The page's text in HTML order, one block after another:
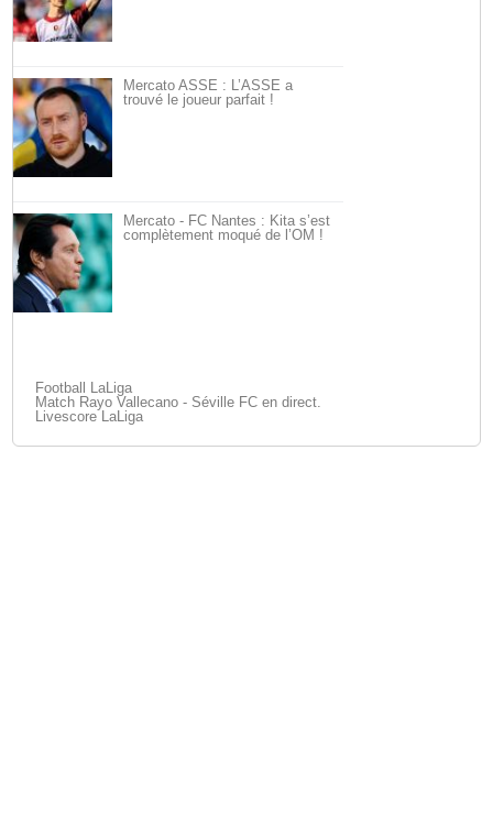
Mercato ASSE : L’ASSE a
trouvé le joueur parfait !
Mercato - FC Nantes : Kita s’est
complètement moqué de l’OM !
Football LaLiga
Match Rayo Vallecano - Séville FC en direct.
Livescore LaLiga